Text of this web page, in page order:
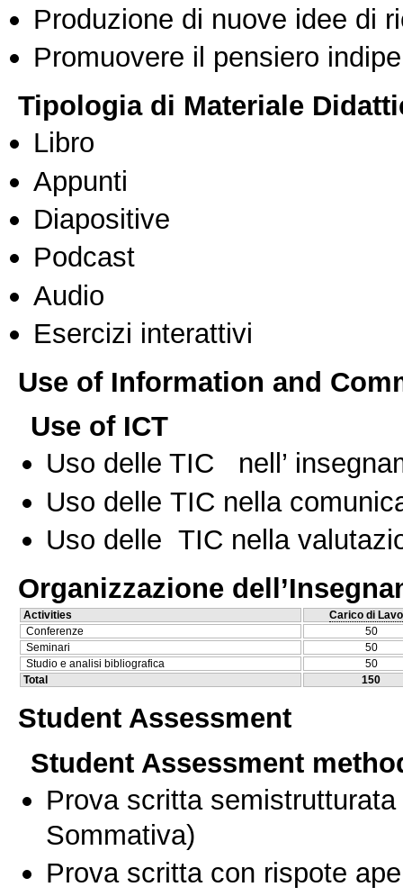
Produzione di nuove idee di
Promuovere il pensiero
Tipologia di Materiale
Libro
Appunti
Diapositive
Podcast
Audio
Esercizi interattivi
Use of Information and
Use of ICT
Uso delle TIC nell’
Uso delle TIC nella
Uso delle TIC nella
Organizzazione
Activities
Carico di
Conferenze
50
Seminari
50
Studio e analisi bibliografica
50
Total
150
Student Assessment
Student Assessment
Prova scritta
Sommativa)
Prova scritta con rispote